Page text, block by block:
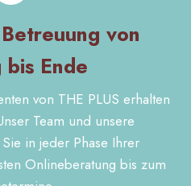
von
Ende
von THE PLUS erhalten
Team und unsere
in jeder Phase Ihrer
Onlineberatung bis zum